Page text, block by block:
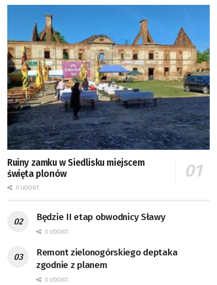
Ruiny zamku w Siedlisku miejscem
święta plonów
0 UDOST.
Będzie II etap obwodnicy Sławy
0 UDOST.
Remont zielonogórskiego deptaka
zgodnie z planem
0 UDOST.